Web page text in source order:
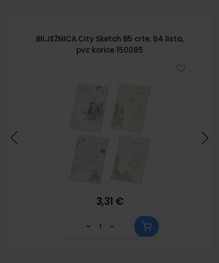
BILJEŽNICA City Sketch B5 crte, 64 lista,
pvc korice 150085
3,31 €